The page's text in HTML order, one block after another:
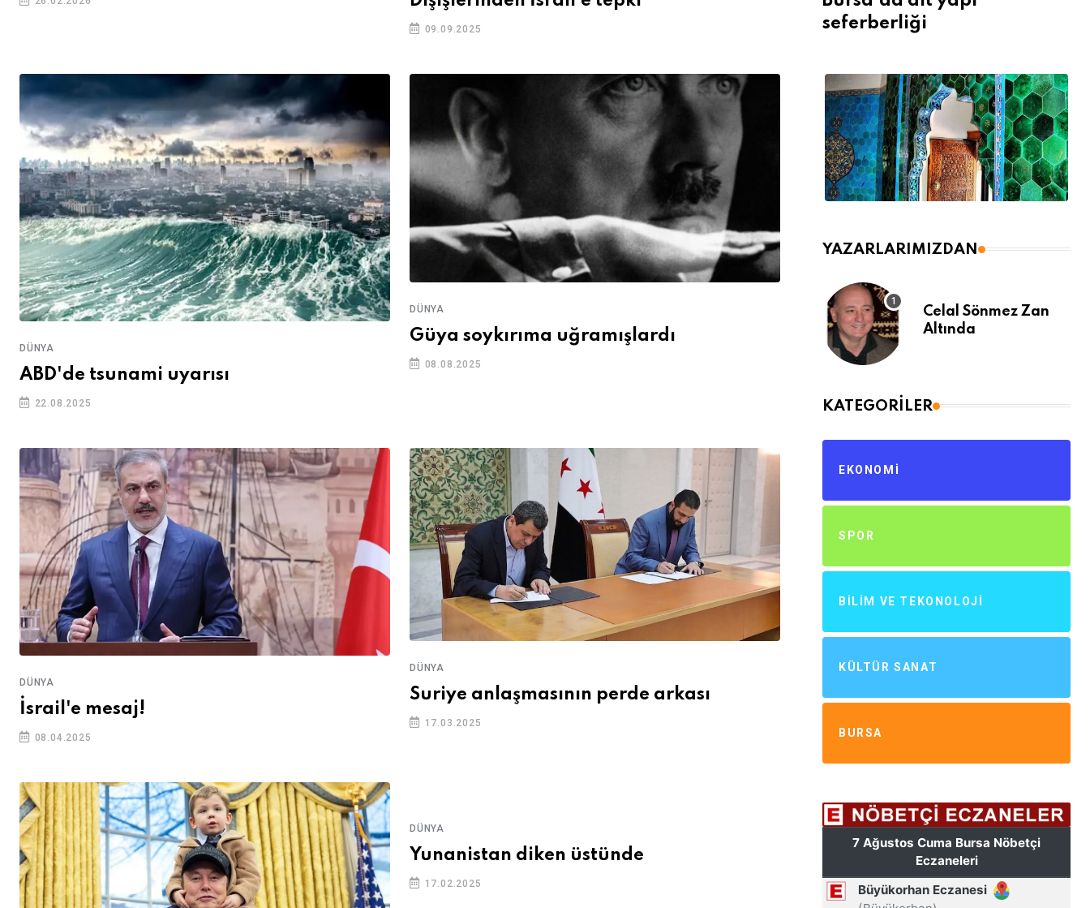
09.09.2025
DÜNYA
ABD'de tsunami uyarısı
22.08.2025
DÜNYA
Güya soykırıma uğramışlardı
08.08.2025
DÜNYA
İsrail'e mesaj!
08.04.2025
DÜNYA
Suriye anlaşmasının perde arkası
17.03.2025
DÜNYA
Yunanistan diken üstünde
17.02.2025
seferberliği
YAZARLARIMIZDAN
Celal Sönmez Zan
Altında
KATEGORILER
EKONOMI
SPOR
BILIM VE TEKONOLOJI
KÜLTÜR SANAT
BURSA